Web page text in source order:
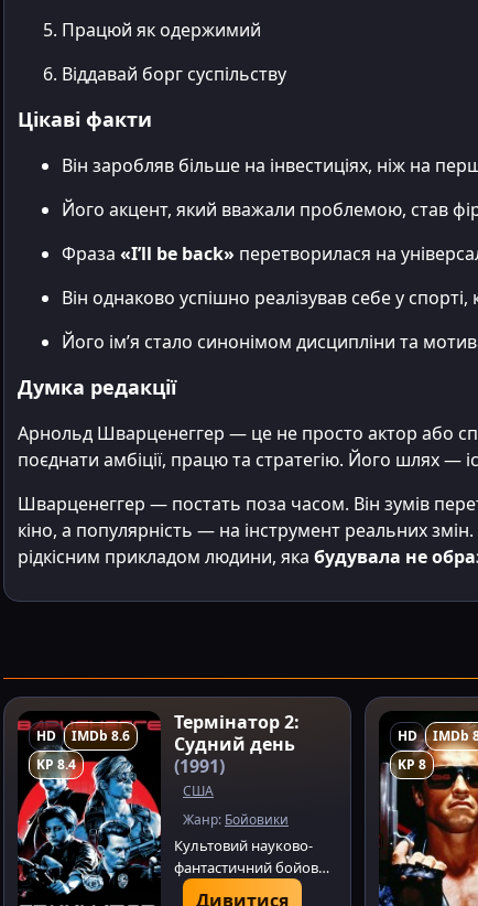
Працюй як одержимий
Віддавай борг суспільству
Цікаві факти
Він заробляв більше на інвестиціях, ніж на
Його акцент, який вважали проблемою, став
Фраза «I’ll be back» перетворилася на
Він однаково успішно реалізував себе у спорті,
Його ім’я стало синонімом дисципліни та
Думка редакції
Арнольд Шварценеггер — це не просто актор або
поєднати амбіції, працю та стратегію. Його шлях —
Шварценеггер — постать поза часом. Він зумів
кіно, а популярність — на інструмент реальних
рідкісним прикладом людини, яка будувала не
HD
IMDb 8.6
KP 8.4
Термінатор 2:
Судний день
(1991)
США
Жанр: Бойовики
Культовий науково-
фантастичний бойовик
про протистояння
Дивитися
HD
IMDb
KP 8